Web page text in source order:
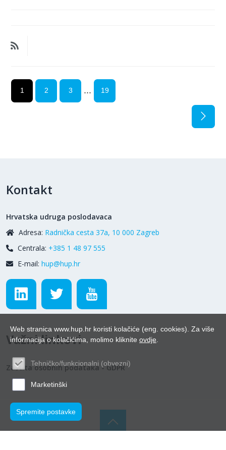
1 2 3 ... 19
Kontakt
Hrvatska udruga poslodavaca
Adresa: Radnička cesta 37a, 10 000 Zagreb
Centrala: +385 1 48 97 555
E-mail: hup@hup.hr
Važni linkovi
Zaštita osobnih podataka - GDPR
Web stranica www.hup.hr koristi kolačiće (eng. cookies). Za više
informacija o kolačićima, molimo kliknite ovdje
Tehničko/funkcionalni (obvezni)
Marketinški
Spremite postavke